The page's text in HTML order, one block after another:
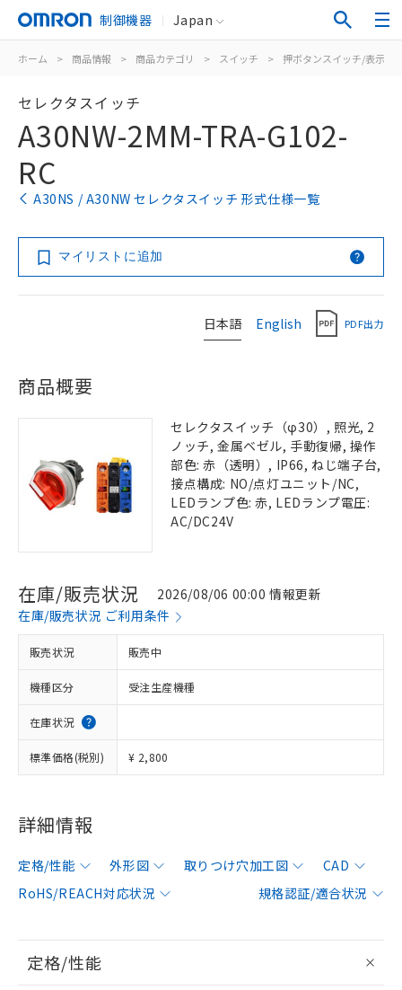
制御機器 Japan
ホーム > 商品情報 > 商品カテゴリ > スイッチ > 押ボタンスイッチ/表示灯
セレクタスイッチ
A30NW-2MM-TRA-G102-
RC
A30NS / A30NW セレクタスイッチ 形式仕様一覧
マイリストに追加
日本語 English PDF出力
商品概要
セレクタスイッチ（φ30）, 照光, 2
ノッチ, 金属ベゼル, 手動復帰, 操作
部色: 赤（透明）, IP66, ねじ端子台,
接点構成: NO/点灯ユニット/NC,
LEDランプ色: 赤, LEDランプ電圧:
AC/DC24V
在庫/販売状況
2026/08/06 00:00 情報更新
在庫/販売状況 ご利用条件
販売状況 販売中
機種区分 受注生産機種
在庫状況
標準価格(税別) ¥ 2,800
詳細情報
定格/性能 外形図 取りつけ穴加工図
CAD
RoHS/REACH対応状況
規格認証/適合状況
定格/性能